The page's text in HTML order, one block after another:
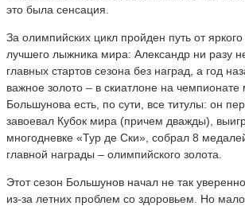
это была сенсация.
За олимпийских цикл пройден путь от
лучшего лыжника мира: Александр ни разу
главных стартов сезона без наград, а год
важное золото – в скиатлоне на
Большунова есть, по сути, все титулы: он
завоевал Кубок мира (причем дважды),
многодневке «Тур де Ски», собрал 8
главной награды – олимпийского золота.
Этот сезон Большунов начал не так
из-за летних проблем со здоровьем. Но